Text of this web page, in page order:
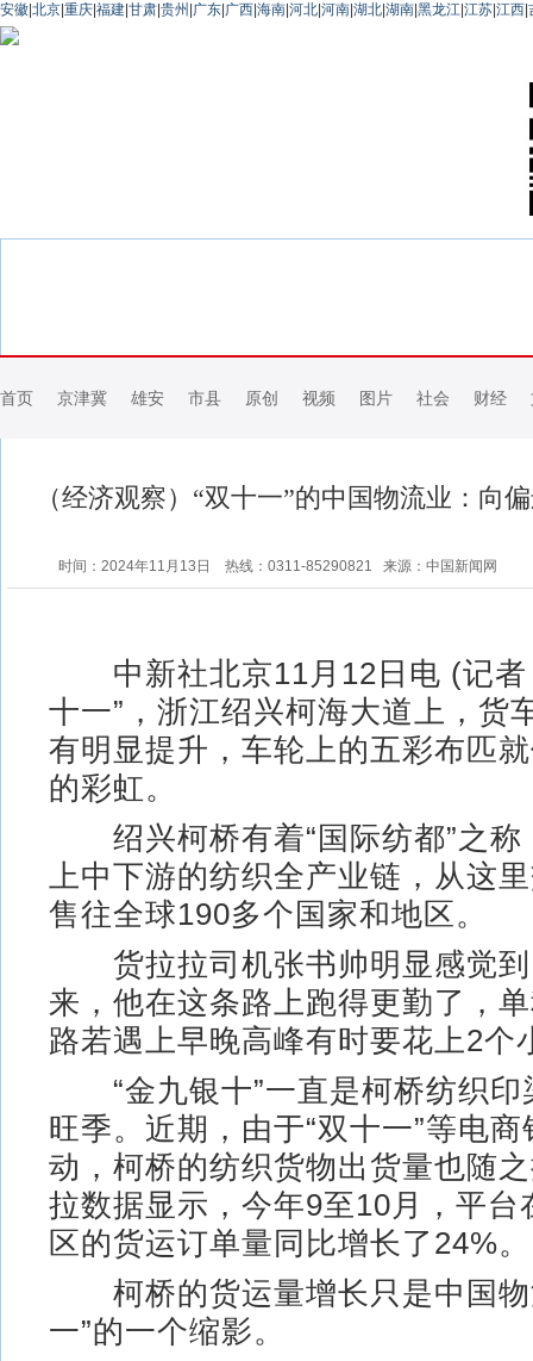
安徽 北京 重庆 福建 甘肃 贵州 广东 广西 海南 河北 河南 湖北 湖南 黑龙江 江苏 江西
首页 京津冀 雄安 市县 原创 视频 图片 社会 财经
（经济观察）“双十一”的中国物流业：向
时间：2024年11月13日 热线：0311-85290821 来源：中国新闻网
中新社北京11月12日电 (记者
十一”，浙江绍兴柯海大道上，货
有明显提升，车轮上的五彩布匹
的彩虹。
绍兴柯桥有着“国际纺都”之称
上中下游的纺织全产业链，从这
售往全球190多个国家和地区。
货拉拉司机张书帅明显感觉到
来，他在这条路上跑得更勤了，
路若遇上早晚高峰有时要花上2个
“金九银十”一直是柯桥纺织印
旺季。近期，由于“双十一”等电
动，柯桥的纺织货物出货量也随
拉数据显示，今年9至10月，平台
区的货运订单量同比增长了24%。
柯桥的货运量增长只是中国物
一”的一个缩影。